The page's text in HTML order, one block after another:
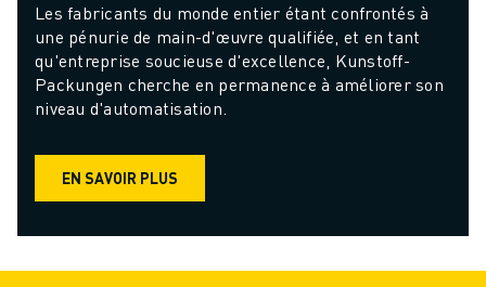
Les fabricants du monde entier étant confrontés à
une pénurie de main-d'œuvre qualifiée, et en tant
qu'entreprise soucieuse d'excellence, Kunstoff-
Packungen cherche en permanence à améliorer son
niveau d'automatisation.
EN SAVOIR PLUS